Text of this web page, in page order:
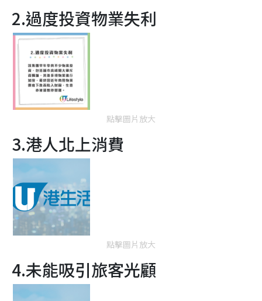
2.過度投資物業失利
點擊圖片放大
3.港人北上消費
點擊圖片放大
4.未能吸引旅客光顧